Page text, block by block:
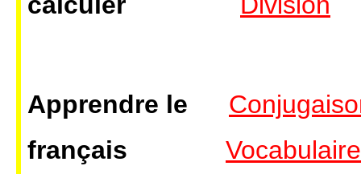
Apprendre le
français
Vocabulaire